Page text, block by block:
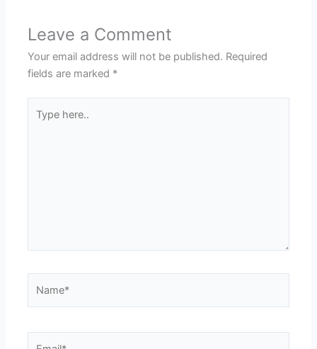
Leave a Comment
Your email address will not be published. Required
fields are marked *
here..